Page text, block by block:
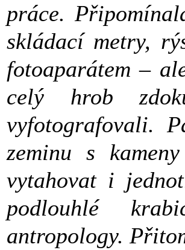
práce.
skládací metry,
fotoaparátem –
celý hrob
vyfotografovali.
zeminu s
vytahovat i
podlouhlé
antropology.